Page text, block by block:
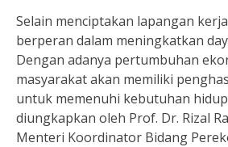
Selain menciptakan lapangan
berperan dalam meningkatkan
Dengan adanya pertumbuhan
masyarakat akan memiliki
untuk memenuhi kebutuhan
diungkapkan oleh Prof. Dr. Rizal
Menteri Koordinator Bidang